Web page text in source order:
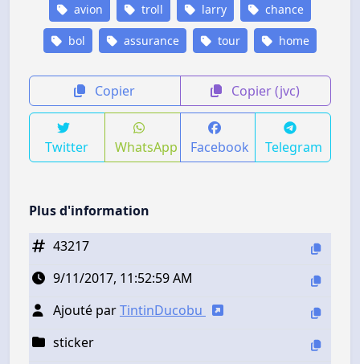
avion troll larry chance
bol assurance tour home
Copier Copier (jvc)
Twitter WhatsApp Facebook Telegram
Plus d'information
43217
9/11/2017, 11:52:59 AM
Ajouté parTintinDucobu
sticker